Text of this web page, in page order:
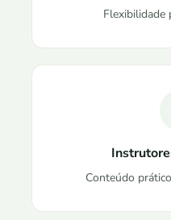
Flexibilidade
Conteúdo